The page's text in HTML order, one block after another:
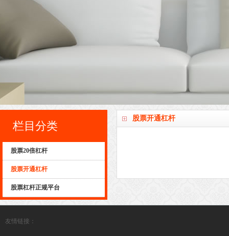
股票开通杠杆
栏目分类
股票20倍杠杆
股票开通杠杆
股票杠杆正规平台
友情链接：